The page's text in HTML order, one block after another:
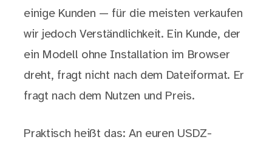
einige Kunden — für die meisten verkaufen
wir jedoch Verständlichkeit. Ein Kunde, der
ein Modell ohne Installation im Browser
dreht, fragt nicht nach dem Dateiformat. Er
fragt nach dem Nutzen und Preis.
Praktisch heißt das: An euren USDZ-